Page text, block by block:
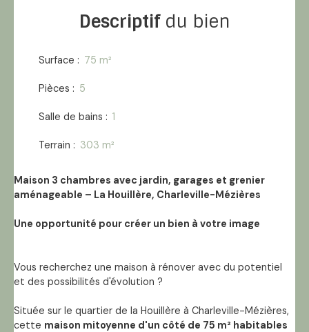
Descriptifdu bien
Surface : 75 m²
Pièces : 5
Salle de bains : 1
Terrain : 303 m²
Maison 3 chambres avec jardin, garages et grenier
aménageable – La Houillère, Charleville-Mézières
Une opportunité pour créer un bien à votre image
Vous recherchez une maison à rénover avec du potentiel
et des possibilités d'évolution ?
Située sur le quartier de la Houillère à Charleville-Mézières,
cette maison mitoyenne d'un côté de 75 m² habitables